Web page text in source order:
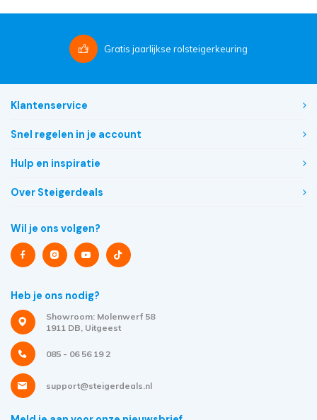
Gratis jaarlijkse rolsteigerkeuring
Klantenservice
Snel regelen in je account
Hulp en inspiratie
Over Steigerdeals
Wil je ons volgen?
Heb je ons nodig?
Showroom: Molenwerf 58
1911 DB, Uitgeest
085 - 06 56 19 2
support@steigerdeals.nl